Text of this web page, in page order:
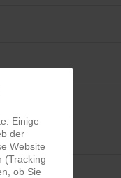
Einige
der
Website
(Tracking
ob Sie